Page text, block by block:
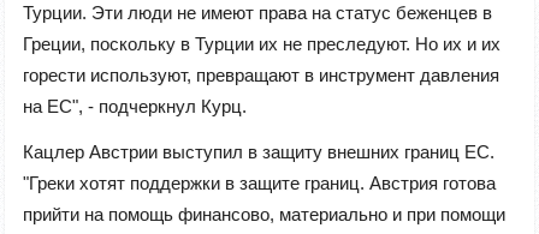
Турции. Эти люди не имеют права на статус беженцев в
Греции, поскольку в Турции их не преследуют. Но их и их
горести используют, превращают в инструмент давления
на ЕС", - подчеркнул Курц.
Кацлер Австрии выступил в защиту внешних границ ЕС.
"Греки хотят поддержки в защите границ. Австрия готова
прийти на помощь финансово, материально и при помощи